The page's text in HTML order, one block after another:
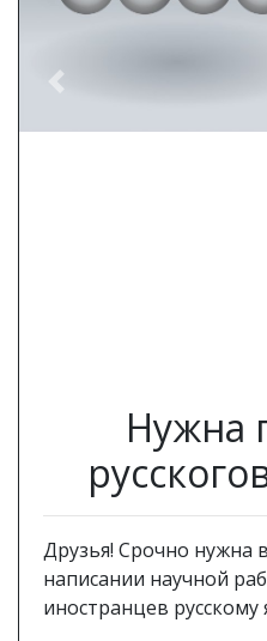
Previous
Нужна
Друзья! Срочно
написании научной
иностранцев русскому